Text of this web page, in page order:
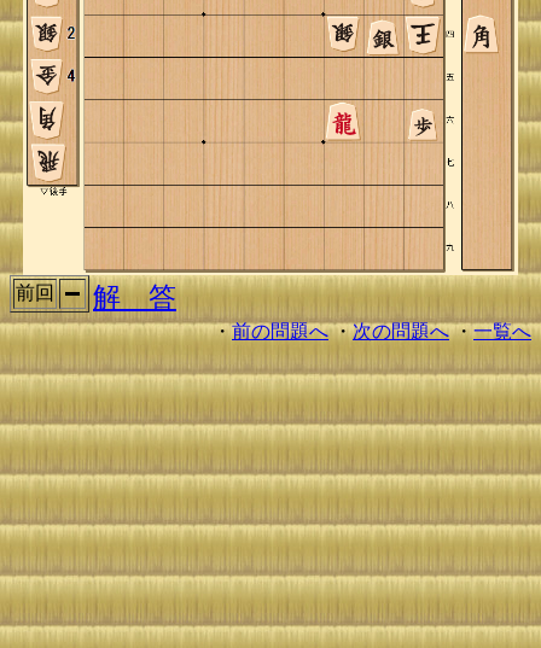
前回 解 答
・前の問題へ・次の問題へ・一覧へ